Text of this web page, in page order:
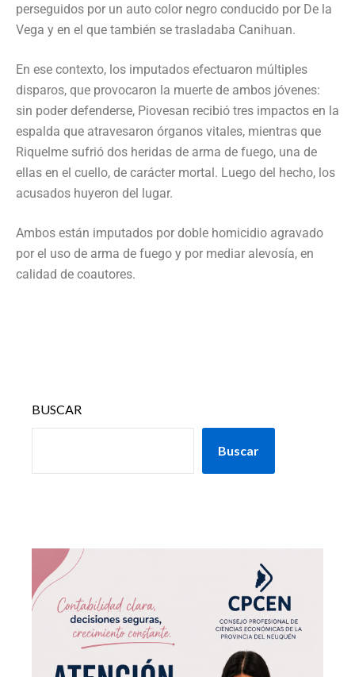
perseguidos por un auto color negro conducido por De la
Vega y en el que también se trasladaba Canihuan.
En ese contexto, los imputados efectuaron múltiples
disparos, que provocaron la muerte de ambos jóvenes:
sin poder defenderse, Piovesan recibió tres impactos en la
espalda que atravesaron órganos vitales, mientras que
Riquelme sufrió dos heridas de arma de fuego, una de
ellas en el cuello, de carácter mortal. Luego del hecho, los
acusados huyeron del lugar.
Ambos están imputados por doble homicidio agravado
por el uso de arma de fuego y por mediar alevosía, en
calidad de coautores.
BUSCAR
Buscar